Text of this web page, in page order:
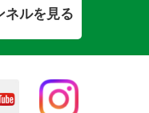
ネルを見る